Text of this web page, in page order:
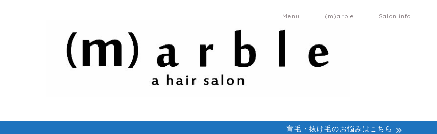
Menu (m)arble Salon info.
育毛・抜け毛のお悩みはこちら